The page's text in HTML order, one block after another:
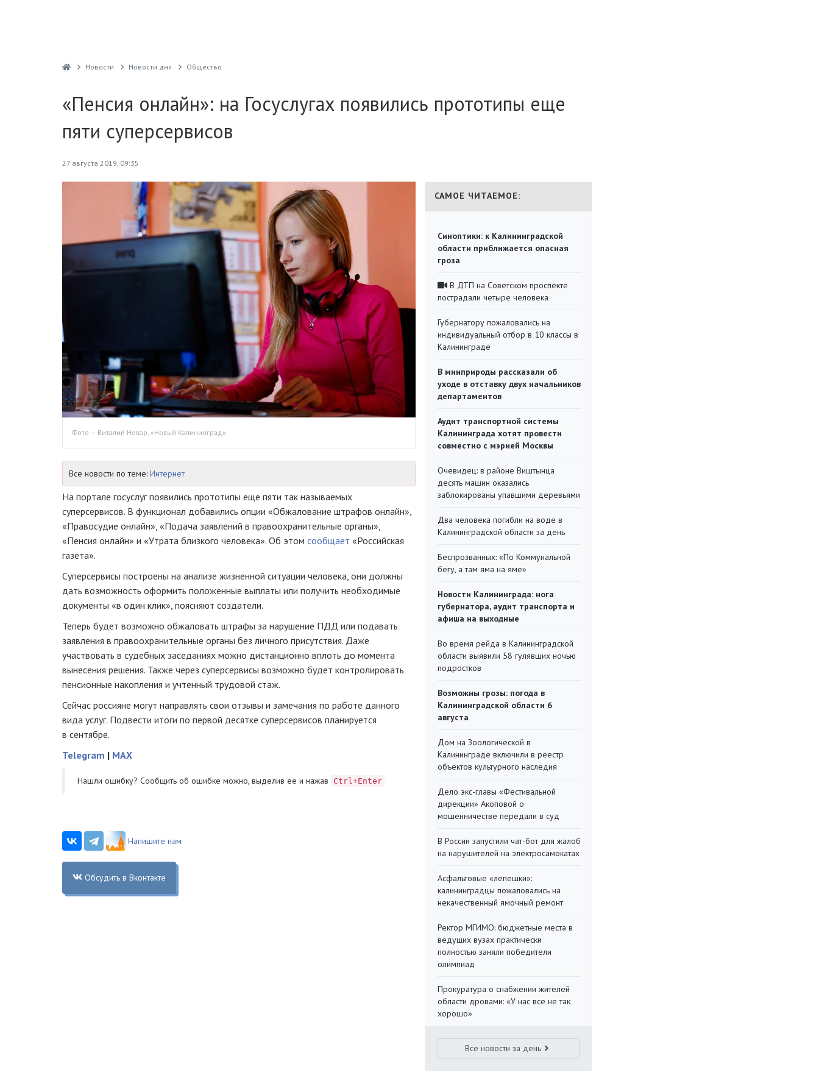
Новости Новости дня Общество
«Пенсия онлайн»: на Госуслугах появились прототипы еще
пяти суперсервисов
27 августа 2019, 09:35
Фото — Виталий Невар, «Новый Калининград»
Все новости по теме: Интернет
На портале госуслуг появились прототипы еще пяти так называемых
суперсервисов. В функционал добавились опции «Обжалование штрафов онлайн»,
«Правосудие онлайн», «Подача заявлений в правоохранительные органы»,
«Пенсия онлайн» и «Утрата близкого человека». Об этом сообщает «Российская
газета».
Суперсервисы построены на анализе жизненной ситуации человека, они должны
дать возможность оформить положенные выплаты или получить необходимые
документы «в один клик», поясняют создатели.
Теперь будет возможно обжаловать штрафы за нарушение ПДД или подавать
заявления в правоохранительные органы без личного присутствия. Даже
участвовать в судебных заседаниях можно дистанционно вплоть до момента
вынесения решения. Также через суперсервисы возможно будет контролировать
пенсионные накопления и учтенный трудовой стаж.
Сейчас россияне могут направлять свои отзывы и замечания по работе данного
вида услуг. Подвести итоги по первой десятке суперсервисов планируется
в сентябре.
Telegram | MAX
Нашли ошибку? Cообщить об ошибке можно, выделив ее и нажав Ctrl+Enter
Напишите нам
Обсудить в Вконтакте
САМОЕ ЧИТАЕМОЕ:
Синоптики: к Калининградской
области приближается опасная
гроза
В ДТП на Советском проспекте
пострадали четыре человека
Губернатору пожаловались на
индивидуальный отбор в 10 классы в
Калининграде
В минприроды рассказали об
уходе в отставку двух начальников
департаментов
Аудит транспортной системы
Калининграда хотят провести
совместно с мэрией Москвы
Очевидец: в районе Виштынца
десять машин оказались
заблокированы упавшими деревьями
Два человека погибли на воде в
Калининградской области за день
Беспрозванных: «По Коммунальной
бегу, а там яма на яме»
Новости Калининграда: нога
губернатора, аудит транспорта и
афиша на выходные
Во время рейда в Калининградской
области выявили 58 гулявших ночью
подростков
Возможны грозы: погода в
Калининградской области 6
августа
Дом на Зоологической в
Калининграде включили в реестр
объектов культурного наследия
Дело экс-главы «Фестивальной
дирекции» Акоповой о
мошенничестве передали в суд
В России запустили чат-бот для жалоб
на нарушителей на электросамокатах
Асфальтовые «лепешки»:
калининградцы пожаловались на
некачественный ямочный ремонт
Ректор МГИМО: бюджетные места в
ведущих вузах практически
полностью заняли победители
олимпиад
Прокуратура о снабжении жителей
области дровами: «У нас все не так
хорошо»
Все новости за день